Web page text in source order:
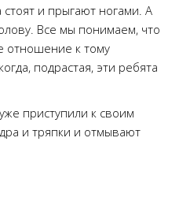
стоят и прыгают ногами. А
Все мы понимаем, что
отношение к тому
подрастая, эти ребята
приступили к своим
и тряпки и отмывают